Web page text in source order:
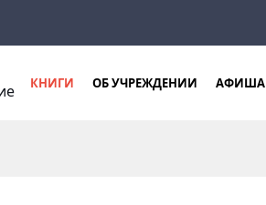
КНИГИ ОБ УЧРЕЖДЕНИИ АФИША